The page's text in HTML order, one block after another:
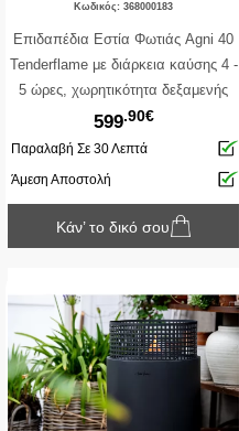
Κωδικός: 368000183
Επιδαπέδια Εστία Φωτιάς Agni 40
Tenderflame με διάρκεια καύσης 4 -
5 ώρες, χωρητικότητα δεξαμενής
1000ml και διαστάσεις
40.5x40.5x41cm - Black
599.90€
Παραλαβή Σε 30 Λεπτά
Άμεση Αποστολή
Κάν’ το δικό σου